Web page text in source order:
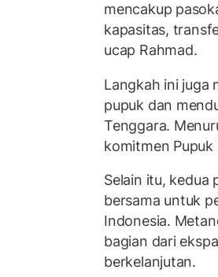
mencakup
kapasitas,
ucap Rahmad.
Langkah ini juga
pupuk dan
Tenggara.
komitmen
Selain itu, kedua
bersama untuk
Indonesia.
bagian dari
berkelanjutan.